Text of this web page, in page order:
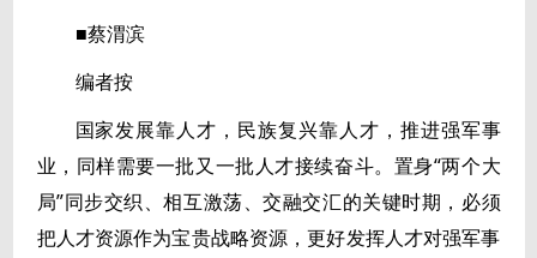
■蔡渭滨
编者按
国家发展靠人才，民族复兴靠人才，推进强军事
业，同样需要一批又一批人才接续奋斗。置身“两个大
局”同步交织、相互激荡、交融交汇的关键时期，必须
把人才资源作为宝贵战略资源，更好发挥人才对强军事